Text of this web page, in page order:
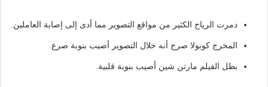
دمرت الرياح الكثير من مواقع التصوير مما أدى إلى إصابة العاملين.
المخرج كوبولا صرح أنه خلال التصوير أصيب بنوبة صرع.
بطل الفيلم مارتن شين أصيب بنوبة قلبية.